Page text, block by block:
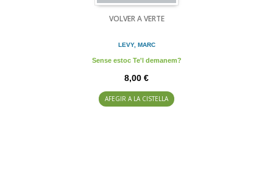
VOLVER A VERTE
LEVY, MARC
Sense estoc Te'l demanem?
8,00 €
AFEGIR A LA CISTELLA